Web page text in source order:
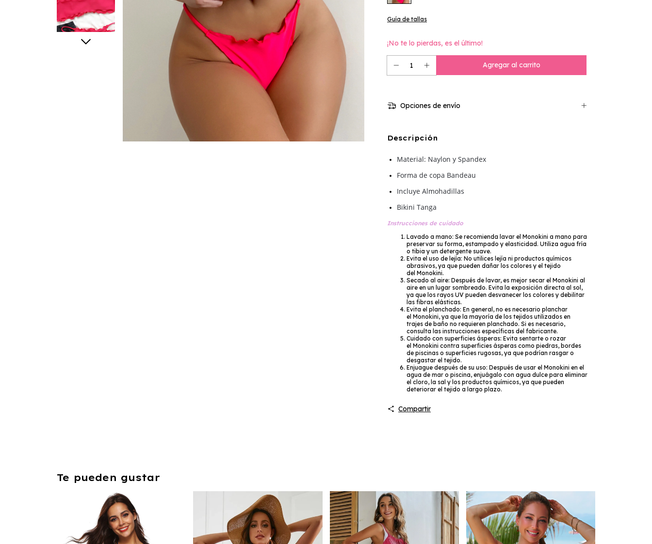
Guía de tallas
¡No te lo pierdas, es el último!
Opciones de envío
Descripción
Material: Naylon y Spandex
Forma de copa Bandeau
Incluye Almohadillas
Bikini Tanga
Instrucciones de cuidado
Lavado a mano: Se recomienda lavar el Monokini a mano para
preservar su forma, estampado y elasticidad. Utiliza agua fría
o tibia y un detergente suave.
Evita el uso de lejía: No utilices lejía ni productos químicos
abrasivos, ya que pueden dañar los colores y el tejido
del Monokini.
Secado al aire: Después de lavar, es mejor secar el Monokini al
aire en un lugar sombreado. Evita la exposición directa al sol,
ya que los rayos UV pueden desvanecer los colores y debilitar
las fibras elásticas.
Evita el planchado: En general, no es necesario planchar
el Monokini, ya que la mayoría de los tejidos utilizados en
trajes de baño no requieren planchado. Si es necesario,
consulta las instrucciones específicas del fabricante.
Cuidado con superficies ásperas: Evita sentarte o rozar
el Monokini contra superficies ásperas como piedras, bordes
de piscinas o superficies rugosas, ya que podrían rasgar o
desgastar el tejido.
Enjuague después de su uso: Después de usar el Monokini en el
agua de mar o piscina, enjuágalo con agua dulce para eliminar
el cloro, la sal y los productos químicos, ya que pueden
deteriorar el tejido a largo plazo.
Compartir
Te pueden gustar